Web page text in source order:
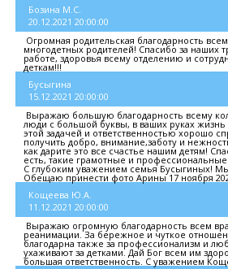
Бозина М.С.
20.12.2021 20:00:00
Огромная родительская благодарность
многодетных родителей! Спасибо за наших
работе, здоровья всему отделению и
деткам!!!
Бусыгина
15.12.2021 20:00:00
Выражаю большую благодарность всему
люди с большой буквы, в ваших руках
этой задачей и ответственностью хорошо
получить добро, внимание,заботу и
как дарите это все счастье нашим детям!
есть, такие грамотные и
С глубоким уважением семья Бусыгиных!
Обещаю принести фото Арины 17 ноября
Кощеева Ю.А.
11.12.2021 20:00:00
Выражаю огромную благодарность всем
реанимации. За бережное и чуткое
благодарна также за профессионализм и
ухаживают за детками. Дай Бог всем им
большая ответственность. С уважением